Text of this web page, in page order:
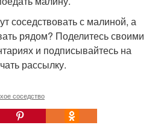
соседствовать с малиной, а
рядом? Поделитесь своими
и подписывайтесь на
рассылку.
соседство